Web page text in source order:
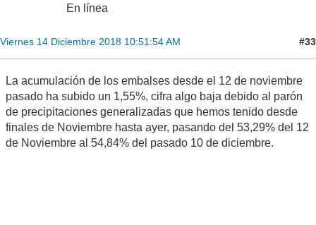
En línea
Viernes 14 Diciembre 2018 10:51:54 AM #33
La acumulación de los embalses desde el 12 de noviembre
pasado ha subido un 1,55%, cifra algo baja debido al parón
de precipitaciones generalizadas que hemos tenido desde
finales de Noviembre hasta ayer, pasando del 53,29% del 12
de Noviembre al 54,84% del pasado 10 de diciembre.